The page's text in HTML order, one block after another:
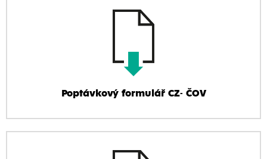
Poptávkový formulář CZ- ČOV